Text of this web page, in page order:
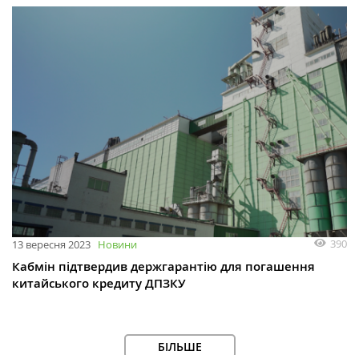
13 вересня 2023 Новини 390
Кабмін підтвердив держгарантію для погашення
китайського кредиту ДПЗКУ
БІЛЬШЕ